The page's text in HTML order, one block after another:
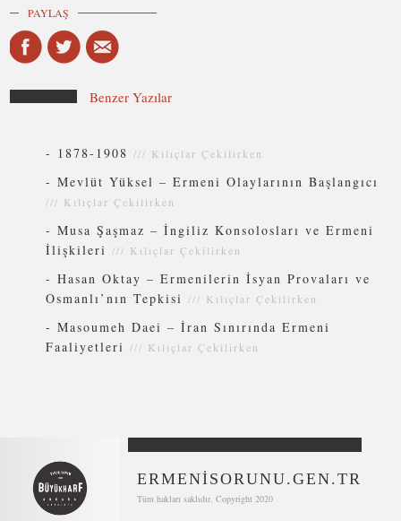
PAYLAŞ
Benzer Yazılar
- 1878-1908 /// Kılıçlar Çekilirken
-Mevlüt Yüksel – Ermeni Olaylarının Başlangıcı
/// Kılıçlar Çekilirken
-Musa Şaşmaz – İngiliz Konsolosları ve Ermeni
İlişkileri /// Kılıçlar Çekilirken
-Hasan Oktay – Ermenilerin İsyan Provaları ve
Osmanlı’nın Tepkisi /// Kılıçlar Çekilirken
-Masoumeh Daei – İran Sınırında Ermeni
Faaliyetleri /// Kılıçlar Çekilirken
ERMENİSORUNU.GEN.TR
Tüm hakları saklıdır. Copyright 2020